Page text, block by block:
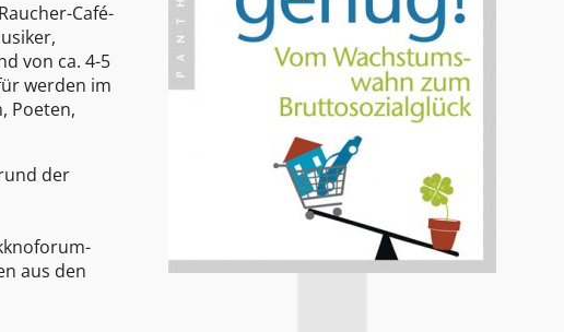
Café-
von ca. 4-5
werden im
Poeten,
der
aus den